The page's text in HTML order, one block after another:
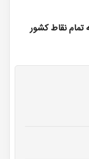
تمام نقاط کشور